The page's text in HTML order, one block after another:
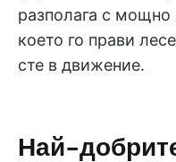
разполага с
което го прави
сте в движение.
Най-